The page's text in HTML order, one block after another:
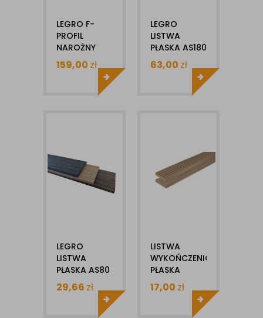
LEGRO F-
PROFIL
NAROŻNY
TARASOWY
70X40X2500MM
159,00 zł
LEGRO
LISTWA
PŁASKA AS180
10X180MM
1MB
63,00 zł
LEGRO
LISTWA
PŁASKA AS80
10X80MM 1MB
29,66 zł
LISTWA
WYKOŃCZENIOWA
PŁASKA
GARDIN
10X70MM 1MB
17,00 zł